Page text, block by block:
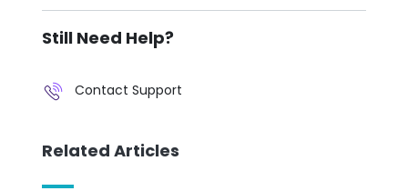
Still Need Help?
Contact Support
Related Articles